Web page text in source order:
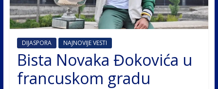
DIJASPORA NAJNOVIJE VESTI
Bista Novaka Đokovića u
francuskom gradu